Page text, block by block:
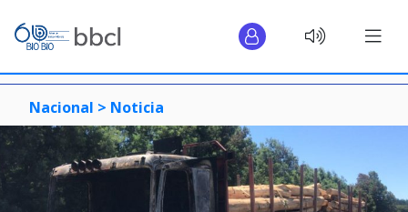
Nacional > Noticia